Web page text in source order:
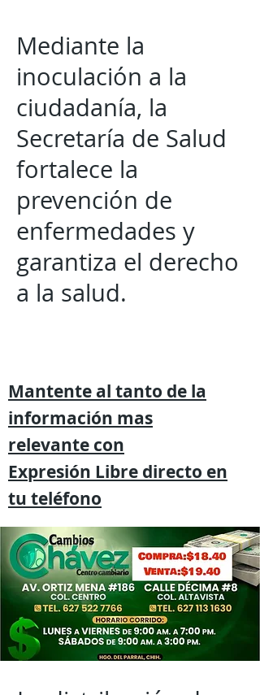
Mediante la
inoculación a la
ciudadanía, la
Secretaría de Salud
fortalece la
prevención de
enfermedades y
garantiza el derecho
a la salud.
Mantente al tanto de la
información mas
relevante con
Expresión Libre directo en
tu teléfono